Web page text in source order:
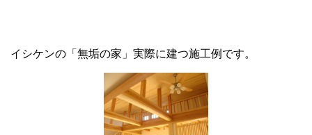
イシケンの「無垢の家」実際に建つ施工例です。